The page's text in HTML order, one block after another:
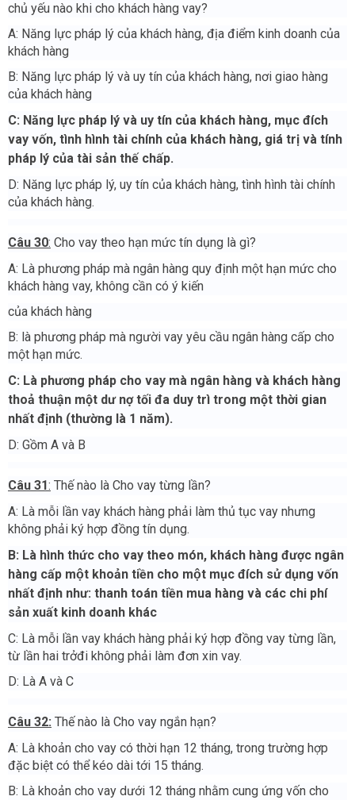
chủ yếu nào khi cho khách hàng vay?
A: Năng lực pháp lý của khách hàng, địa điểm kinh doanh của
khách hàng
B: Năng lực pháp lý và uy tín của khách hàng, nơi giao hàng
của khách hàng
C: Năng lực pháp lý và uy tín của khách hàng, mục đích
vay vốn, tình hình tài chính của khách hàng, giá trị và tính
pháp lý của tài sản thế chấp.
D: Năng lực pháp lý, uy tín của khách hàng, tình hình tài chính
của khách hàng.
Câu 30: Cho vay theo hạn mức tín dụng là gì?
A: Là phương pháp mà ngân hàng quy định một hạn mức cho
khách hàng vay, không cần có ý kiến
của khách hàng
B: là phương pháp mà người vay yêu cầu ngân hàng cấp cho
một hạn mức.
C: Là phương pháp cho vay mà ngân hàng và khách hàng
thoả thuận một dư nợ tối đa duy trì trong một thời gian
nhất định (thường là 1 năm).
D: Gồm A và B
Câu 31: Thế nào là Cho vay từng lần?
A: Là mỗi lần vay khách hàng phải làm thủ tục vay nhưng
không phải ký hợp đồng tín dụng.
B: Là hình thức cho vay theo món, khách hàng được ngân
hàng cấp một khoản tiền cho một mục đích sử dụng vốn
nhất định như: thanh toán tiền mua hàng và các chi phí
sản xuất kinh doanh khác
C: Là mỗi lần vay khách hàng phải ký hợp đồng vay từng lần,
từ lần hai trởđi không phải làm đơn xin vay.
D: Là A và C
Câu 32: Thế nào là Cho vay ngắn hạn?
A: Là khoản cho vay có thời hạn 12 tháng, trong trường hợp
đặc biệt có thể kéo dài tới 15 tháng.
B: Là khoản cho vay dưới 12 tháng nhằm cung ứng vốn cho